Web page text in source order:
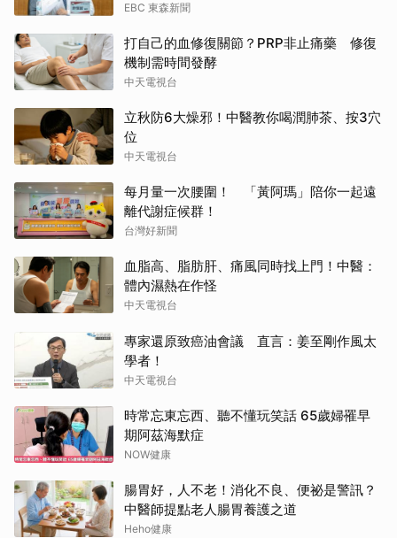
EBC 東森新聞
打自己的血修復關節？PRP非止痛藥 修復
機制需時間發酵
中天電視台
立秋防6大燥邪！中醫教你喝潤肺茶、按3穴
位
中天電視台
每月量一次腰圍！ 「黃阿瑪」陪你一起遠
離代謝症候群！
台灣好新聞
血脂高、脂肪肝、痛風同時找上門！中醫：
體內濕熱在作怪
中天電視台
專家還原致癌油會議 直言：姜至剛作風太
學者！
中天電視台
時常忘東忘西、聽不懂玩笑話 65歲婦罹早
期阿茲海默症
NOW健康
腸胃好，人不老！消化不良、便祕是警訊？
中醫師提點老人腸胃養護之道
Heho健康